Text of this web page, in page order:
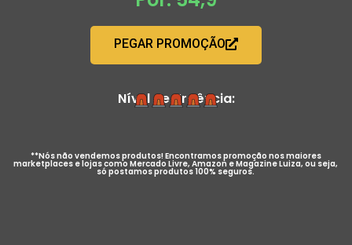
PEGAR PROMOÇÃO
Nível de Urgência:
**Nós não vendemos produtos! Encontramos promoção nos maiores
marketplaces e lojas como Mercado Livre, Amazon e Magazine Luiza, ou seja,
só postamos produtos 100% seguros.